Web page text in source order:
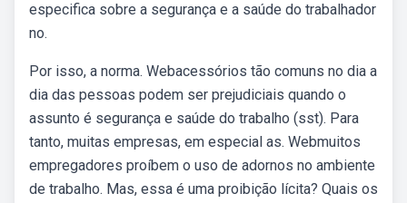
especifica sobre a segurança e a saúde do trabalhador
no.
Por isso, a norma. Webacessórios tão comuns no dia a
dia das pessoas podem ser prejudiciais quando o
assunto é segurança e saúde do trabalho (sst). Para
tanto, muitas empresas, em especial as. Webmuitos
empregadores proíbem o uso de adornos no ambiente
de trabalho. Mas, essa é uma proibição lícita? Quais os